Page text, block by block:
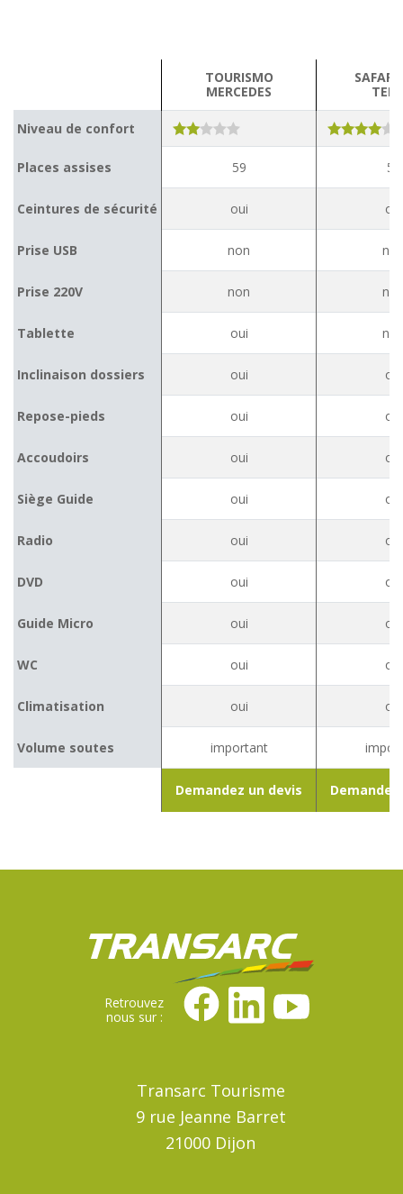
TOURISMO
MERCEDES
SAFARI
Niveau de confort
Places assises 59 59
Ceintures de sécurité oui oui
Prise USB non
Prise 220V non
Tablette oui
Inclinaison dossiers oui oui
Repose-pieds oui oui
Accoudoirs oui oui
Siège Guide oui oui
Radio oui oui
DVD oui oui
Guide Micro oui oui
WC oui oui
Climatisation oui oui
Volume soutes important
Demandez un devis
Retrouvez
nous sur :
Transarc Tourisme
9 rue Jeanne Barret
21000 Dijon